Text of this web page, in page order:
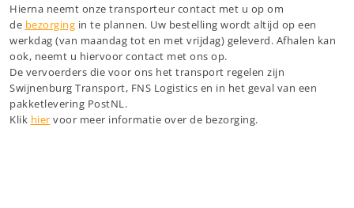
Hierna neemt onze transporteur contact met u op om
de bezorging in te plannen. Uw bestelling wordt altijd op een
werkdag (van maandag tot en met vrijdag) geleverd. Afhalen kan
ook, neemt u hiervoor contact met ons op.
De vervoerders die voor ons het transport regelen zijn
Swijnenburg Transport, FNS Logistics en in het geval van een
pakketlevering PostNL.
Klik hier voor meer informatie over de bezorging.